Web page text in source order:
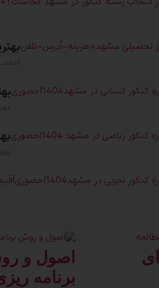
اصول و
برنامه